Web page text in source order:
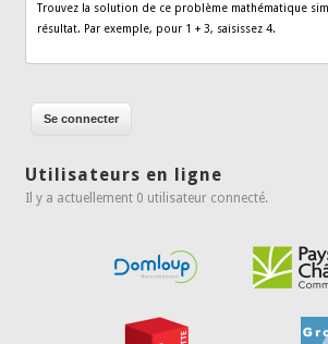
Trouvez la solution de ce problème mathématique
résultat. Par exemple, pour 1 + 3, saisissez 4.
Utilisateurs en ligne
Il y a actuellement 0 utilisateur connecté.